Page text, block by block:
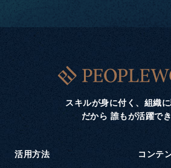
スキルが身に付く、組織に
だから 誰もが活躍でき
活用方法 コンテ